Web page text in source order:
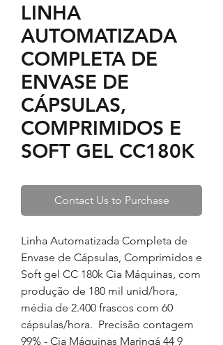
LINHA
AUTOMATIZADA
COMPLETA DE
ENVASE DE
CÁPSULAS,
COMPRIMIDOS E
SOFT GEL CC180K
Contact Us to Purchase
Linha Automatizada Completa de
Envase de Cápsulas, Comprimidos e
Soft gel CC 180k Cia Máquinas, com
produção de 180 mil unid/hora,
média de 2.400 frascos com 60
cápsulas/hora. Precisão contagem
99% - Cia Máquinas Maringá 44 9